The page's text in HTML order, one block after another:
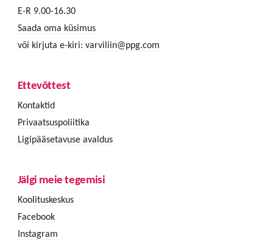
E-R 9.00-16.30
Saada oma küsimus
või kirjuta e-kiri: varviliin@ppg.com
Ettevõttest
Kontaktid
Privaatsuspoliitika
Ligipääsetavuse avaldus
Jälgi meie tegemisi
Koolituskeskus
Facebook
Instagram